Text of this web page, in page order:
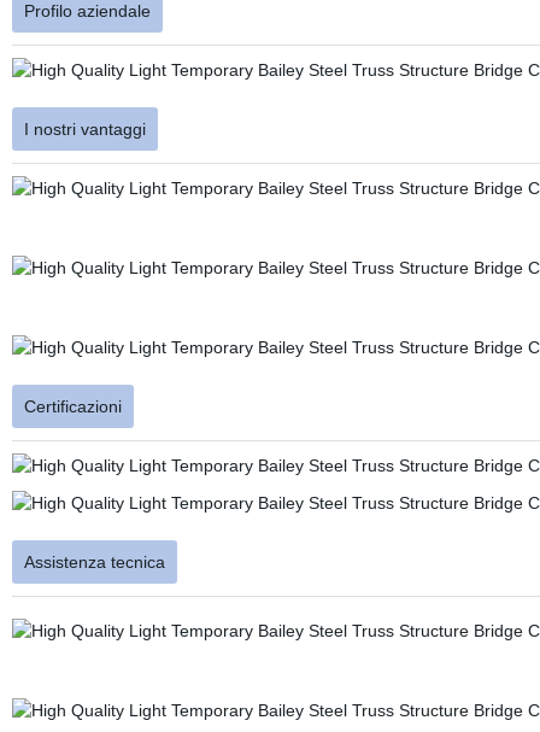
Profilo aziendale
I nostri vantaggi
Certificazioni
Assistenza tecnica